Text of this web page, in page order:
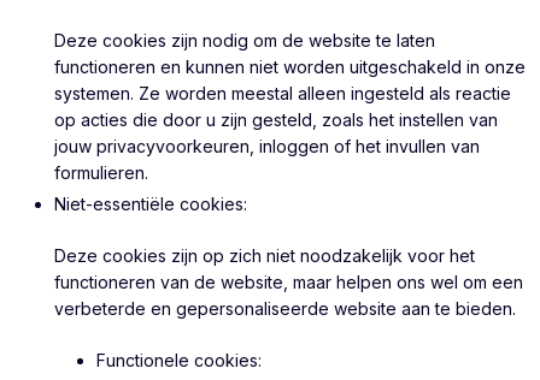
Deze cookies zijn nodig om de website te laten
functioneren en kunnen niet worden uitgeschakeld in onze
systemen. Ze worden meestal alleen ingesteld als reactie
op acties die door u zijn gesteld, zoals het instellen van
jouw privacyvoorkeuren, inloggen of het invullen van
formulieren.
Niet-essentiële cookies:
Deze cookies zijn op zich niet noodzakelijk voor het
functioneren van de website, maar helpen ons wel om een
verbeterde en gepersonaliseerde website aan te bieden.
Functionele cookies: